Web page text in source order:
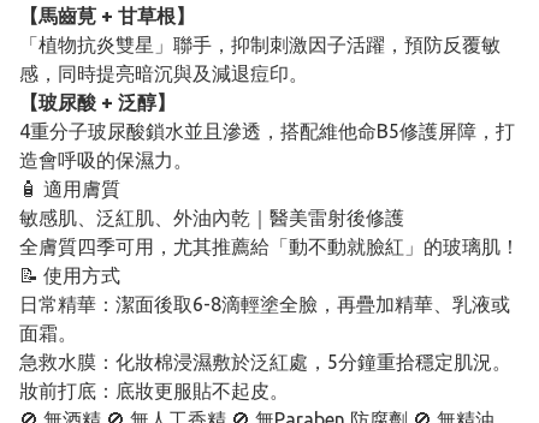
【馬齒莧 + 甘草根】
「植物抗炎雙星」聯手，抑制刺激因子活躍，預防反覆敏
感，同時提亮暗沉與及減退痘印。
【玻尿酸 + 泛醇】
4重分子玻尿酸鎖水並且滲透，搭配維他命B5修護屏障，打
造會呼吸的保濕力。
🧴 適用膚質
敏感肌、泛紅肌、外油內乾｜醫美雷射後修護
全膚質四季可用，尤其推薦給「動不動就臉紅」的玻璃肌！
📝 使用方式
日常精華：潔面後取6-8滴輕塗全臉，再疊加精華、乳液或
面霜。
急救水膜：化妝棉浸濕敷於泛紅處，5分鐘重拾穩定肌況。
妝前打底：底妝更服貼不起皮。